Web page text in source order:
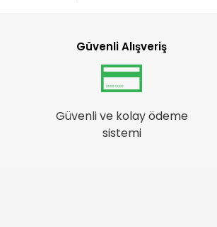
Güvenli Alışveriş
Güvenli ve kolay ödeme
sistemi